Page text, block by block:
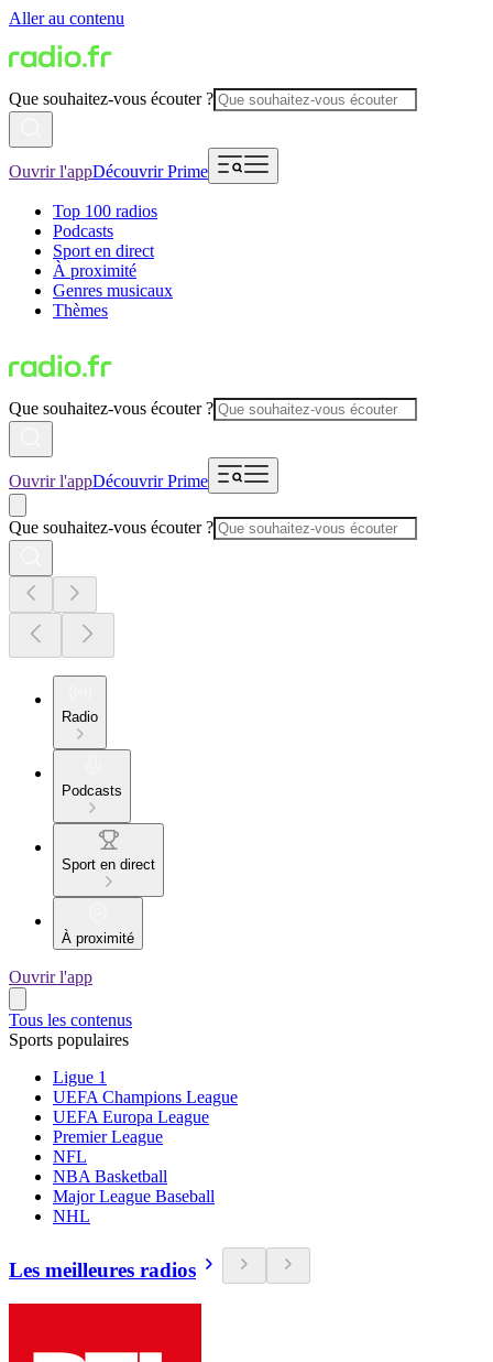
Aller au contenu
Que souhaitez-vous écouter ?
Ouvrir l'appDécouvrir Prime
Top 100 radios
Podcasts
Sport en direct
À proximité
Genres musicaux
Thèmes
Que souhaitez-vous écouter ?
Ouvrir l'appDécouvrir Prime
Que souhaitez-vous écouter ?
Radio
Podcasts
Sport en direct
À proximité
Ouvrir l'app
Tous les contenus
Sports populaires
Ligue 1
UEFA Champions League
UEFA Europa League
Premier League
NFL
NBA Basketball
Major League Baseball
NHL
Les meilleures radios